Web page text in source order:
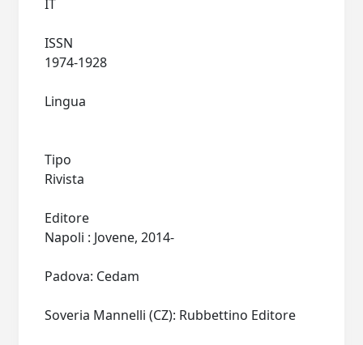
ISSN
Lingua
Tipo
Rivista
Editore
Napoli : Jovene, 2014-
Padova: Cedam